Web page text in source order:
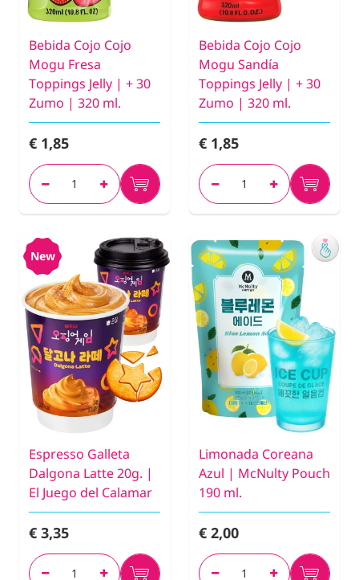
Bebida Cojo Cojo
Mogu Fresa
Toppings Jelly | + 30
Zumo | 320 ml.
€ 1,85
Bebida Cojo Cojo
Mogu Sandía
Toppings Jelly | + 30
Zumo | 320 ml.
€ 1,85
New
Espresso Galleta
Dalgona Latte 20g. |
El Juego del Calamar
€ 3,35
Limonada Coreana
Azul | McNulty Pouch
190 ml.
€ 2,00